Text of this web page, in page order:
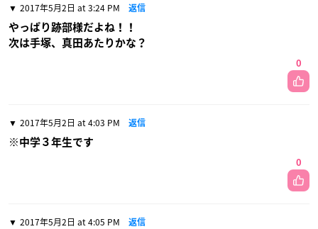
2017年5月2日 at 3:24 PM 返信
やっぱり跡部様だよね！！
次は手塚、真田あたりかな？
0
2017年5月2日 at 4:03 PM 返信
※中学３年生です
0
2017年5月2日 at 4:05 PM 返信